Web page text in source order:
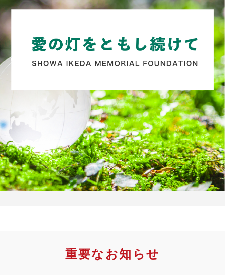
重要なお知らせ